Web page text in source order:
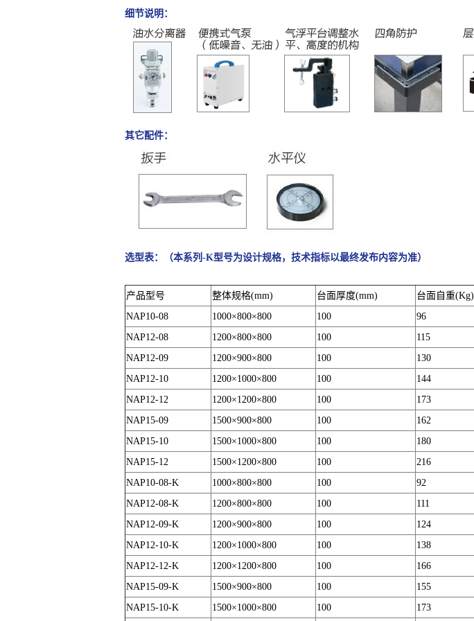
细节说明：
其它配件：
选型表：（本系列-K型号为设计规格，技术指标以最终发布内容为准）
产品型号 整体规格(mm) 台面厚度(mm) 台面自重(Kg)
NAP10-08
1000×800×800 100 96
NAP12-08
1200×800×800 100 115
NAP12-09
1200×900×800 100 130
NAP12-10
1200×1000×800 100 144
NAP12-12
1200×1200×800 100 173
NAP15-09
1500×900×800 100 162
NAP15-10
1500×1000×800 100 180
NAP15-12
1500×1200×800 100 216
NAP10-08-K
1000×800×800 100 92
NAP12-08-K
1200×800×800 100 111
NAP12-09-K
1200×900×800 100 124
NAP12-10-K
1200×1000×800 100 138
NAP12-12-K
1200×1200×800 100 166
NAP15-09-K
1500×900×800 100 155
NAP15-10-K
1500×1000×800 100 173